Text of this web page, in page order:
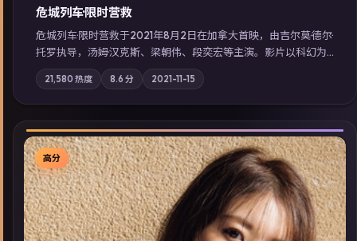
危城列车·限时营救
危城列车·限时营救于2021年8月2日在加拿大首映，由吉尔莫·德尔·
托罗执导，汤姆·汉克斯、梁朝伟、段奕宏等主演。影片以科幻为
叙事主轴，一场意外将众人卷入不可撤回的连锁反应；摄影与配
乐强化地域气质；站内亦可通过「国产免费观看高清电视剧在线
看」延展检索同类型高分佳作，畅享高清在线追剧体验。
21,580 热度 8.6 分 2021-11-15
高分